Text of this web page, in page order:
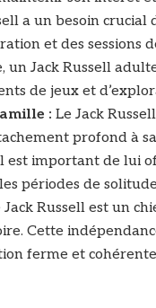
a un besoin
et des sessions
Jack Russell
de jeux et
: Le Jack
profond à
est important de lui
périodes de
Jack Russell est un
Cette
ferme et